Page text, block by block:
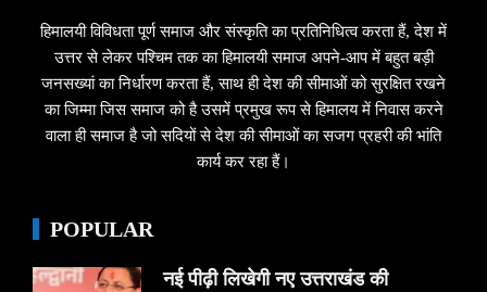
हिमालयी विविधता पूर्ण समाज और संस्कृति का प्रतिनिधित्व करता हैं, देश में
उत्तर से लेकर पश्चिम तक का हिमालयी समाज अपने-आप में बहुत बड़ी
जनसख्यां का निर्धारण करता हैं, साथ ही देश की सीमाओं को सुरक्षित रखने
का जिम्मा जिस समाज को है उसमें प्रमुख रूप से हिमालय में निवास करने
वाला ही समाज है जो सदियों से देश की सीमाओं का सजग प्रहरी की भांति
कार्य कर रहा हैं।
POPULAR
नई पीढ़ी लिखेगी नए उत्तराखंड की